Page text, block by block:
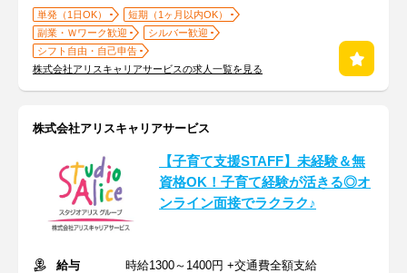
単発（1日OK）
短期（1ヶ月以内OK）
副業・Ｗワーク歓迎
シルバー歓迎
シフト自由・自己申告
株式会社アリスキャリアサービスの求人一覧を見る
株式会社アリスキャリアサービス
【子育て支援STAFF】未経験＆無
資格OK！子育て経験が活きる◎オ
ンライン面接でラクラク♪
給与
時給1300～1400円 +交通費全額支給